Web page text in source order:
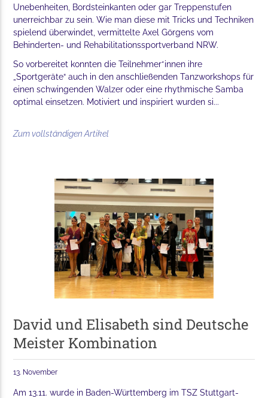
Unebenheiten, Bordsteinkanten oder gar Treppenstufen
unerreichbar zu sein. Wie man diese mit Tricks und Techniken
spielend überwindet, vermittelte Axel Görgens vom
Behinderten- und Rehabilitationssportverband NRW.
So vorbereitet konnten die Teilnehmer*innen ihre
„Sportgeräte“ auch in den anschließenden Tanzworkshops für
einen schwingenden Walzer oder eine rhythmische Samba
optimal einsetzen. Motiviert und inspiriert wurden si...
Zum vollständigen Artikel
David und Elisabeth sind Deutsche
Meister Kombination
13. November
Am 13.11. wurde in Baden-Württemberg im TSZ Stuttgart-